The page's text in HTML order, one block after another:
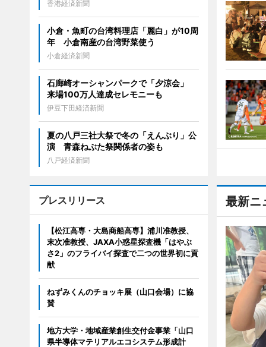
最新ニ
香港経済新聞
小倉・魚町の台湾料理店「麗白」が10周
年 小倉南産の台湾野菜使う
小倉経済新聞
石廊崎オーシャンパークで「夕涼会」
来場100万人達成セレモニーも
伊豆下田経済新聞
夏の八戸三社大祭で冬の「えんぶり」公
演 青森ねぶた祭関係者の姿も
八戸経済新聞
プレスリリース
【松江高専・大島商船高専】浦川准教授、
末次准教授、JAXA小惑星探査機「はやぶ
さ2」のフライバイ探査で二つの世界初に貢
献
ねずみくんのチョッキ展（山口会場）に協
賛
地方大学・地域産業創生交付金事業「山口
県半導体マテリアルエコシステム形成計